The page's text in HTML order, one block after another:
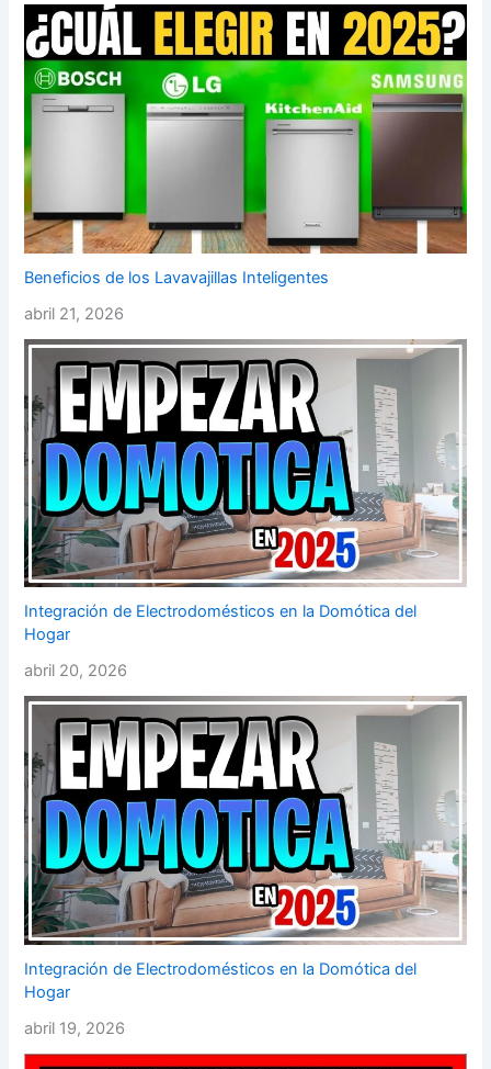
Beneficios de los Lavavajillas Inteligentes
abril 21, 2026
Integración de Electrodomésticos en la Domótica del
Hogar
abril 20, 2026
Integración de Electrodomésticos en la Domótica del
Hogar
abril 19, 2026